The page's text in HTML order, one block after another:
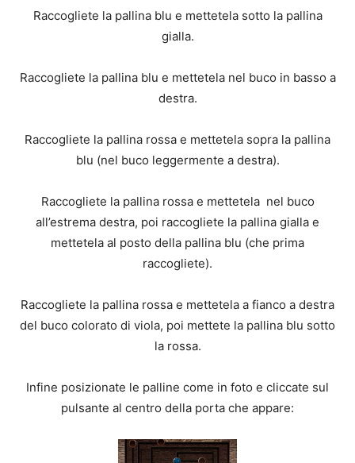
Raccogliete la pallina blu e mettetela sotto la pallina
gialla.
Raccogliete la pallina blu e mettetela nel buco in basso a
destra.
Raccogliete la pallina rossa e mettetela sopra la pallina
blu (nel buco leggermente a destra).
Raccogliete la pallina rossa e mettetela nel buco
all’estrema destra, poi raccogliete la pallina gialla e
mettetela al posto della pallina blu (che prima
raccogliete).
Raccogliete la pallina rossa e mettetela a fianco a destra
del buco colorato di viola, poi mettete la pallina blu sotto
la rossa.
Infine posizionate le palline come in foto e cliccate sul
pulsante al centro della porta che appare: